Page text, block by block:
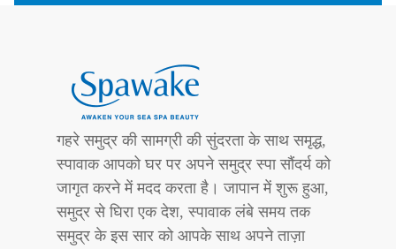
गहरे समुद्र की सामग्री की सुंदरता के साथ समृद्ध,
स्पावाक आपको घर पर अपने समुद्र स्पा सौंदर्य को
जागृत करने में मदद करता है। जापान में शुरू हुआ,
समुद्र से घिरा एक देश, स्पावाक लंबे समय तक
समुद्र के इस सार को आपके साथ अपने ताज़ा